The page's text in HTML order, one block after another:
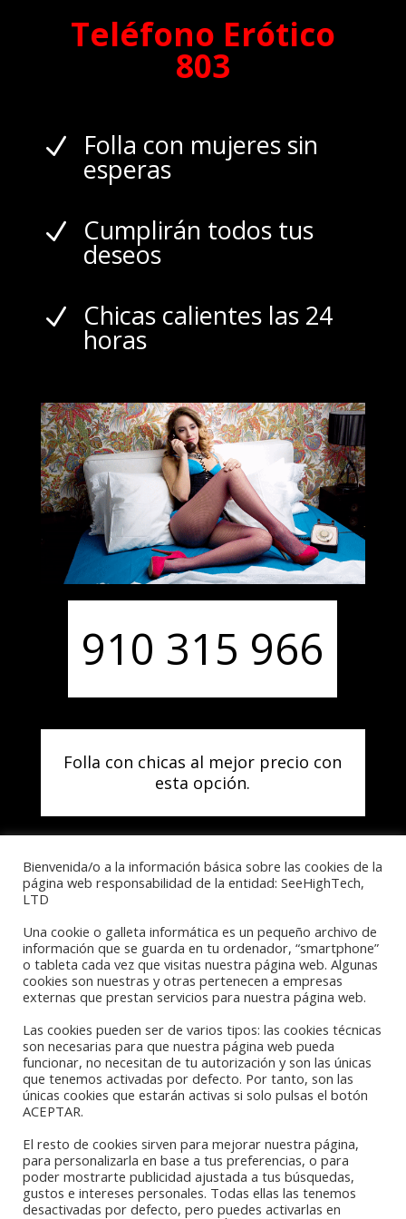
Teléfono Erótico
803
N Folla con mujeres sin
esperas
N Cumplirán todos tus
deseos
N Chicas calientes las 24
horas
910 315 966
Folla con chicas al mejor precio con
esta opción.
803 317 005
CACHONDAS
CONECTADAS
Bienvenida/o a la información básica sobre las cookies de la
página web responsabilidad de la entidad: SeeHighTech,
LTD
Una cookie o galleta informática es un pequeño archivo de
información que se guarda en tu ordenador, “smartphone”
o tableta cada vez que visitas nuestra página web. Algunas
cookies son nuestras y otras pertenecen a empresas
externas que prestan servicios para nuestra página web.
Las cookies pueden ser de varios tipos: las cookies técnicas
son necesarias para que nuestra página web pueda
funcionar, no necesitan de tu autorización y son las únicas
que tenemos activadas por defecto. Por tanto, son las
únicas cookies que estarán activas si solo pulsas el botón
ACEPTAR.
El resto de cookies sirven para mejorar nuestra página,
para personalizarla en base a tus preferencias, o para
poder mostrarte publicidad ajustada a tus búsquedas,
gustos e intereses personales. Todas ellas las tenemos
desactivadas por defecto, pero puedes activarlas en